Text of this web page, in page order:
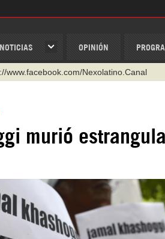
NOTICIAS OPINIÓN
www.youtube.com/@nexo_latino
t.me/hispantvcanal
urmedium.com/c/hispantv
y Viber: +98 921 79 29 404
www.facebook.com/Nexolatino.Canal
murió